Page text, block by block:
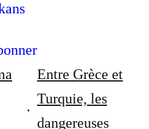
Entre Grèce et
Turquie, les
dangereuses